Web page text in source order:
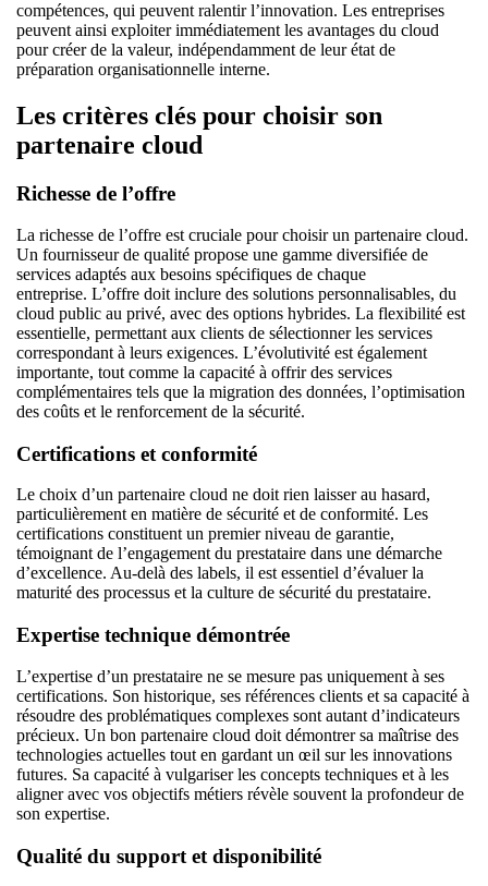
compétences, qui peuvent ralentir l’innovation. Les entreprises
peuvent ainsi exploiter immédiatement les avantages du cloud
pour créer de la valeur, indépendamment de leur état de
préparation organisationnelle interne.
Les critères clés pour choisir son
partenaire cloud
Richesse de l’offre
La richesse de l’offre est cruciale pour choisir un partenaire cloud.
Un fournisseur de qualité propose une gamme diversifiée de
services adaptés aux besoins spécifiques de chaque
entreprise. L’offre doit inclure des solutions personnalisables, du
cloud public au privé, avec des options hybrides. La flexibilité est
essentielle, permettant aux clients de sélectionner les services
correspondant à leurs exigences. L’évolutivité est également
importante, tout comme la capacité à offrir des services
complémentaires tels que la migration des données, l’optimisation
des coûts et le renforcement de la sécurité.
Certifications et conformité
Le choix d’un partenaire cloud ne doit rien laisser au hasard,
particulièrement en matière de sécurité et de conformité. Les
certifications constituent un premier niveau de garantie,
témoignant de l’engagement du prestataire dans une démarche
d’excellence. Au-delà des labels, il est essentiel d’évaluer la
maturité des processus et la culture de sécurité du prestataire.
Expertise technique démontrée
L’expertise d’un prestataire ne se mesure pas uniquement à ses
certifications. Son historique, ses références clients et sa capacité à
résoudre des problématiques complexes sont autant d’indicateurs
précieux. Un bon partenaire cloud doit démontrer sa maîtrise des
technologies actuelles tout en gardant un œil sur les innovations
futures. Sa capacité à vulgariser les concepts techniques et à les
aligner avec vos objectifs métiers révèle souvent la profondeur de
son expertise.
Qualité du support et disponibilité